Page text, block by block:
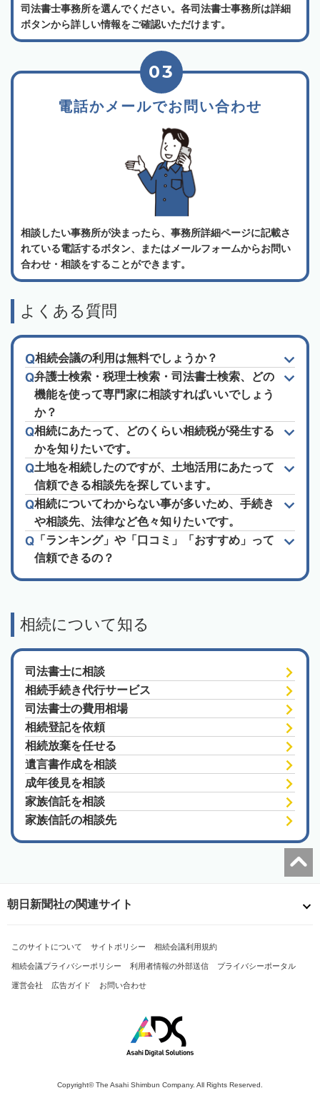
司法書士事務所を選んでください。各司法書士事務所は詳細
ボタンから詳しい情報をご確認いただけます。
電話かメールでお問い合わせ
03
相談したい事務所が決まったら、事務所詳細ページに記載さ
れている電話するボタン、またはメールフォームからお問い
合わせ・相談をすることができます。
よくある質問
相続会議の利用は無料でしょうか？
弁護士検索・税理士検索・司法書士検索、どの
機能を使って専門家に相談すればいいでしょう
か？
相続にあたって、どのくらい相続税が発生する
かを知りたいです。
土地を相続したのですが、土地活用にあたって
信頼できる相談先を探しています。
相続についてわからない事が多いため、手続き
や相談先、法律など色々知りたいです。
「ランキング」や「口コミ」「おすすめ」って
信頼できるの？
相続について知る
司法書士に相談
相続手続き代行サービス
司法書士の費用相場
相続登記を依頼
相続放棄を任せる
遺言書作成を相談
成年後見を相談
家族信託を相談
家族信託の相談先
朝日新聞社の関連サイト
このサイトについて サイトポリシー 相続会議利用規約
相続会議プライバシーポリシー 利用者情報の外部送信 プライバシーポータル
運営会社 広告ガイド お問い合わせ
Copyright© The Asahi Shimbun Company. All Rights Reserved.